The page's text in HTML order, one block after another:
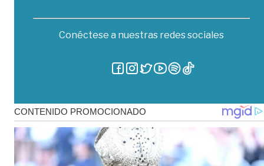
Conéctese a nuestras redes sociales